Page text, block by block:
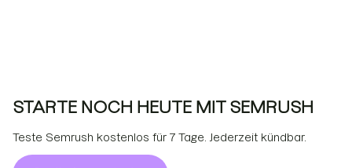
STARTE NOCH HEUTE MIT SEMRUSH
Teste Semrush kostenlos für 7 Tage. Jederzeit kündbar.